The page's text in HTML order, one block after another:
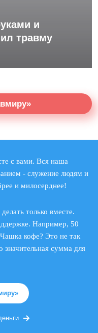
и
травму
с вами. Вся наша
- служение людям и
и милосерднее!
только вместе.
Например, 50
кофе? Это не так
значительная сумма для